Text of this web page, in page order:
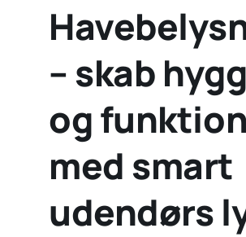
– skab
og funktion
med smart
udendørs